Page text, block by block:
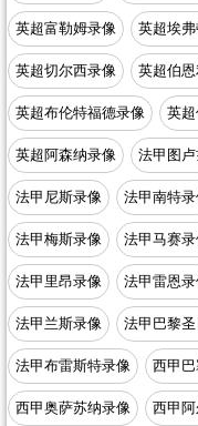
英超富勒姆录像 英超埃
英超切尔西录像 英超伯
英超布伦特福德录像 英
英超阿森纳录像 法甲图
法甲尼斯录像 法甲南特
法甲梅斯录像 法甲马赛
法甲里昂录像 法甲雷恩
法甲兰斯录像 法甲巴黎
法甲布雷斯特录像 西甲
西甲奥萨苏纳录像 西甲